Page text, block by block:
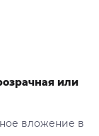
или
вложение в